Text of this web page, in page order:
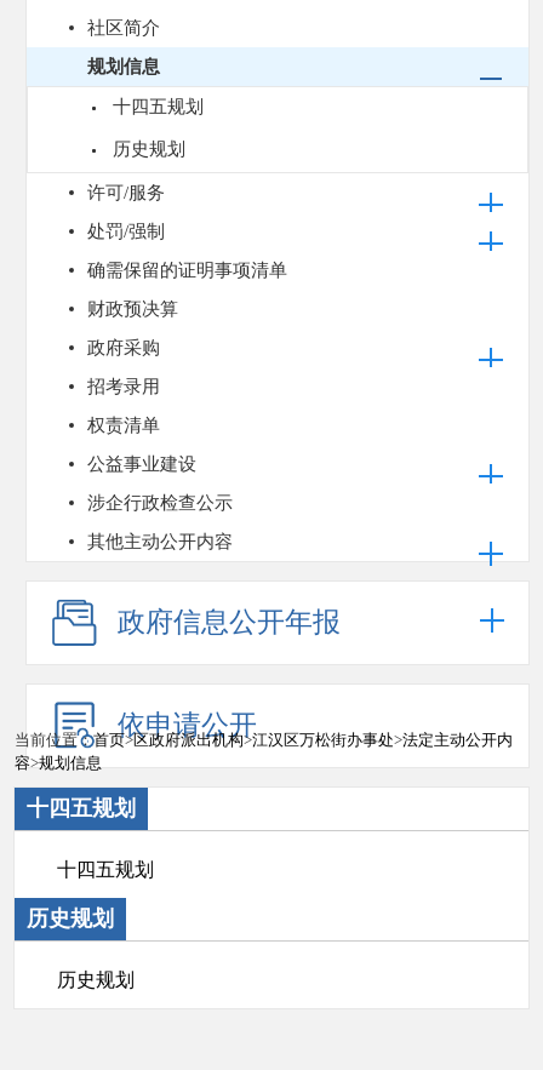
社区简介
规划信息
十四五规划
历史规划
许可/服务
处罚/强制
确需保留的证明事项清单
财政预决算
政府采购
招考录用
权责清单
公益事业建设
涉企行政检查公示
其他主动公开内容
政府信息公开年报
依申请公开
当前位置：首页>区政府派出机构>江汉区万松街办事处>法定主动公开内
容>规划信息
十四五规划
十四五规划
历史规划
历史规划